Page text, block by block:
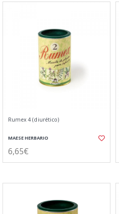
Rumex 4 (diurético)
MAESE HERBARIO
6,65€